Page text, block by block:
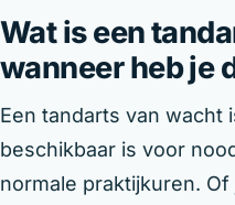
Wat is een
wanneer heb je
Een tandarts van wacht
beschikbaar is voor
normale praktijkuren.